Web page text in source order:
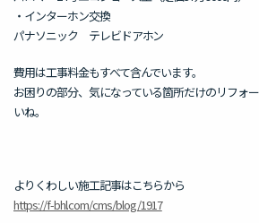
・インターホン交換
パナソニック テレビドアホン
費用は工事料金もすべて含んでいます。
お困りの部分、気になっている箇所だけのリフォ
いね。
よりくわしい施工記事はこちらから
https://f-bhl.com/cms/blog/1917